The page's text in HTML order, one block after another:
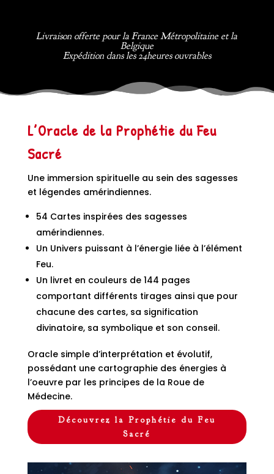
Livraison offerte pour la France Métropolitaine et la
Belgique
Expédition dans les 24heures ouvrables
L’Oracle de la Prophétie du Feu
Sacré
Une immersion spirituelle au sein des sagesses
et légendes amérindiennes.
54 Cartes inspirées des sagesses
amérindiennes.
Un Univers puissant à l’énergie liée à l’élément
Feu.
Un livret en couleurs de 144 pages
comportant différents tirages ainsi que pour
chacune des cartes, sa signification
divinatoire, sa symbolique et son conseil.
Oracle simple d’interprétation et évolutif,
possédant une cartographie des énergies à
l’oeuvre par les principes de la Roue de
Médecine.
Découvrez la Prophétie du Feu
Sacré